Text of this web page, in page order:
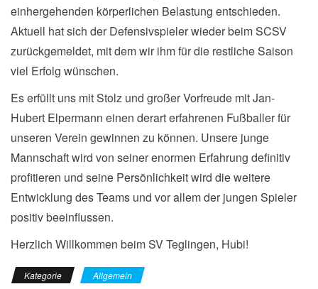
einhergehenden körperlichen Belastung entschieden.
Aktuell hat sich der Defensivspieler wieder beim SCSV
zurückgemeldet, mit dem wir ihm für die restliche Saison
viel Erfolg wünschen.
Es erfüllt uns mit Stolz und großer Vorfreude mit Jan-
Hubert Elpermann einen derart erfahrenen Fußballer für
unseren Verein gewinnen zu können. Unsere junge
Mannschaft wird von seiner enormen Erfahrung definitiv
profitieren und seine Persönlichkeit wird die weitere
Entwicklung des Teams und vor allem der jungen Spieler
positiv beeinflussen.
Herzlich Willkommen beim SV Teglingen, Hubi!
Kategorie Allgemein